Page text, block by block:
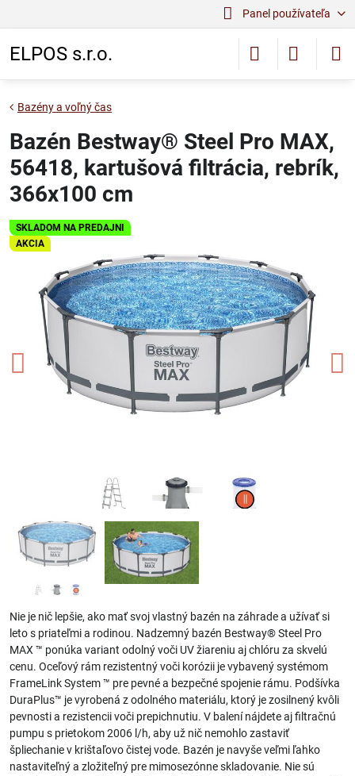
Panel používateľa
ELPOS s.r.o.
SKLADOM NA PREDAJNI
AKCIA
Bazény a voľný čas
Bazén Bestway® Steel Pro MAX,
56418, kartušová filtrácia, rebrík,
366x100 cm
Nie je nič lepšie, ako mať svoj vlastný bazén na záhrade a užívať si
leto s priateľmi a rodinou. Nadzemný bazén Bestway® Steel Pro
MAX ™ ponúka variant odolný voči UV žiareniu aj chlóru za skvelú
cenu. Oceľový rám rezistentný voči korózii je vybavený systémom
FrameLink System ™ pre pevné a bezpečné spojenie rámu. Podšívka
DuraPlus™ je vyrobená z odolného materiálu, ktorý je zosilnený kvôli
pevnosti a rezistencii voči prepichnutiu. V balení nájdete aj filtračnú
pumpu s prietokom 2006 l/h, aby už nič nemohlo zastaviť
špliechanie v krištaľovo čistej vode. Bazén je navyše veľmi ľahko
nastaviteľný a zložiteľný pre mimosezónne skladovanie. Nie sú